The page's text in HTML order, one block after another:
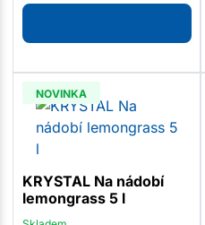
NOVINKA
KRYSTAL Na nádobí
lemongrass 5 l